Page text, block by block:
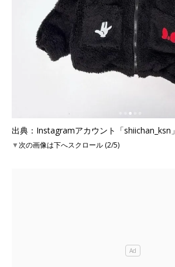
出典：Instagramアカウント「shiichan_ksn」
▼次の画像は下へスクロール (2/5)